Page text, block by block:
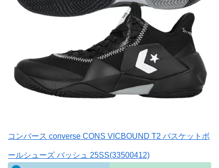
コンバース converse CONS VICBOUND T2 バスケットボ
ールシューズ バッシュ 25SS(33500412)